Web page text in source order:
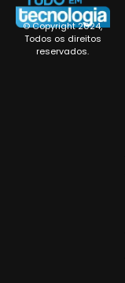
© Copyright 2024,
Todos os direitos
reservados.